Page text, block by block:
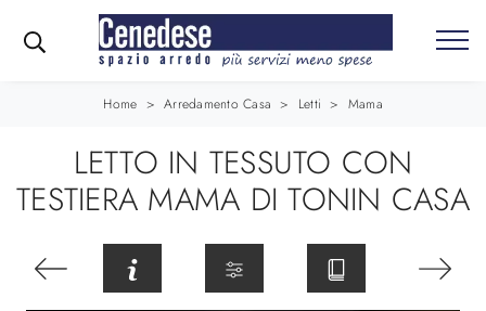
Home > Arredamento Casa > Letti > Mama
LETTO IN TESSUTO CON
TESTIERA MAMA DI TONIN CASA